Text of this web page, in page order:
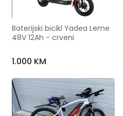
Baterijski bicikl Yadea Leme
48V 12Ah - crveni
1.000 KM